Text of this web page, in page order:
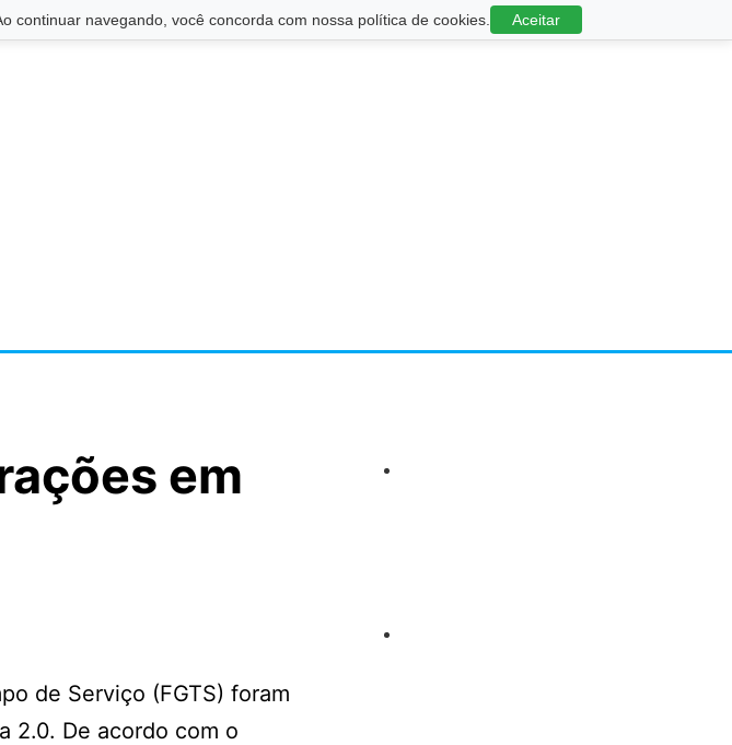
continuar navegando, você concorda com nossa política de cookies. Aceitar
em
de Serviço (FGTS) foram
2.0. De acordo com o